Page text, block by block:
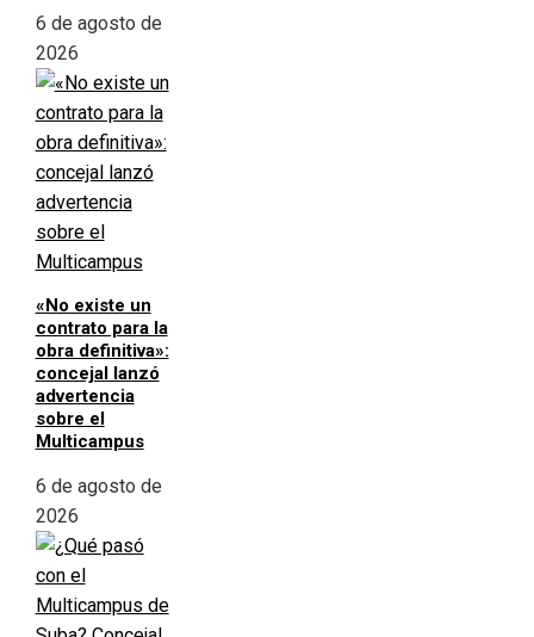
6 de agosto de
2026
«No existe un
contrato para la
obra definitiva»:
concejal lanzó
advertencia
sobre el
Multicampus
6 de agosto de
2026